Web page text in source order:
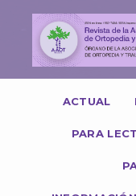
ACTUAL
PARA